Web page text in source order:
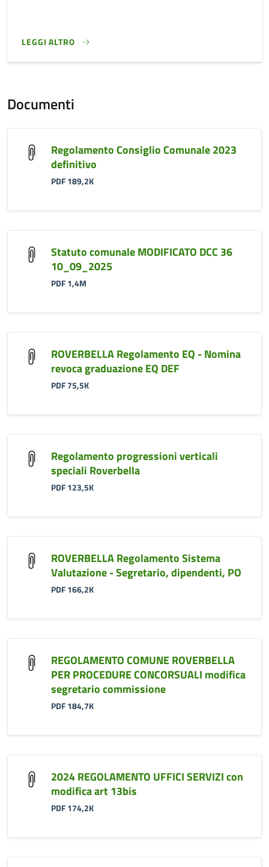
LEGGI ALTRO
}
Documenti
Regolamento Consiglio Comunale 2023
definitivo
PDF 189,2K
Statuto comunale MODIFICATO DCC 36
10_09_2025
PDF 1,4M
ROVERBELLA Regolamento EQ - Nomina
revoca graduazione EQ DEF
PDF 75,5K
Regolamento progressioni verticali
speciali Roverbella
PDF 123,5K
ROVERBELLA Regolamento Sistema
Valutazione - Segretario, dipendenti, PO
PDF 166,2K
REGOLAMENTO COMUNE ROVERBELLA
PER PROCEDURE CONCORSUALI modifica
segretario commissione
PDF 184,7K
2024 REGOLAMENTO UFFICI SERVIZI con
modifica art 13bis
PDF 174,2K